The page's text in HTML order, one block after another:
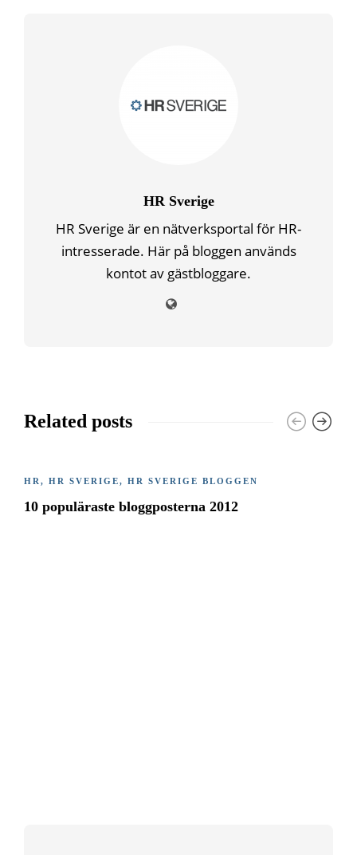
HR Sverige
HR Sverige är en nätverksportal för HR-
intresserade. Här på bloggen används
kontot av gästbloggare.
Related posts
HR , HR SVERIGE, HR SVERIGE BLOGGEN
10 populäraste bloggposterna 2012